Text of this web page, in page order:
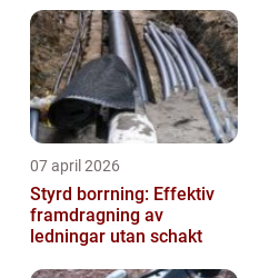
07 april 2026
Styrd borrning: Effektiv
framdragning av
ledningar utan schakt